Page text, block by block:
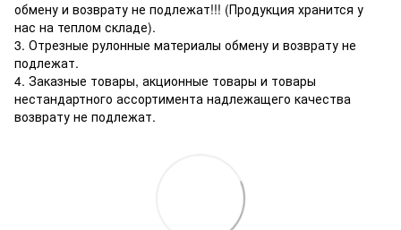
обмену и возврату не подлежат!!! (Продукция хранится у
нас на теплом складе).
3. Отрезные рулонные материалы обмену и возврату не
подлежат.
4. Заказные товары, акционные товары и товары
нестандартного ассортимента надлежащего качества
возврату не подлежат.